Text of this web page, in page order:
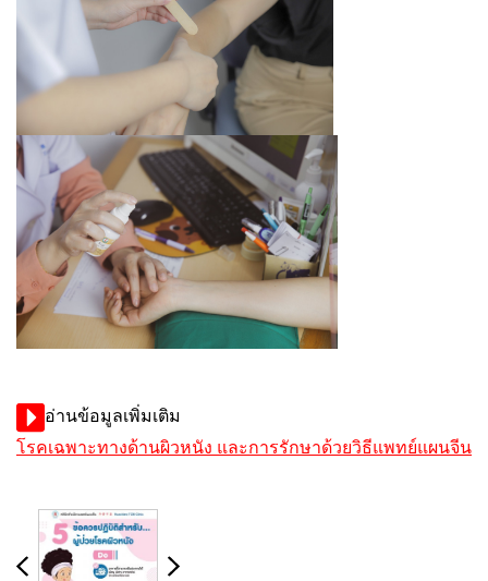
อ่านข้อมูลเพิ่มเติม
โรคเฉพาะทางด้านผิวหนัง และการรักษาด้วยวิธีแพทย์แผนจีน